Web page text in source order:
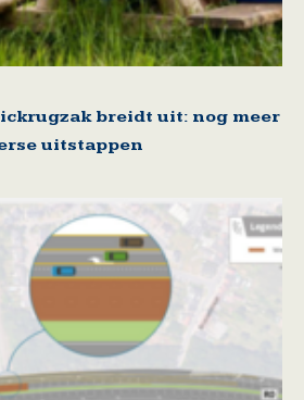
breidt uit: nog meer
uitstappen